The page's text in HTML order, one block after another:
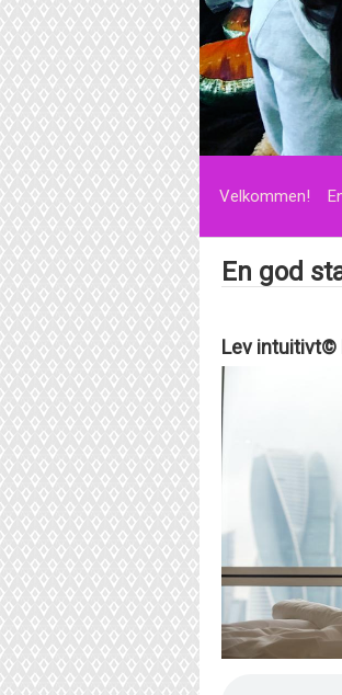
Velkommen!
En god
Lev intuitivt©